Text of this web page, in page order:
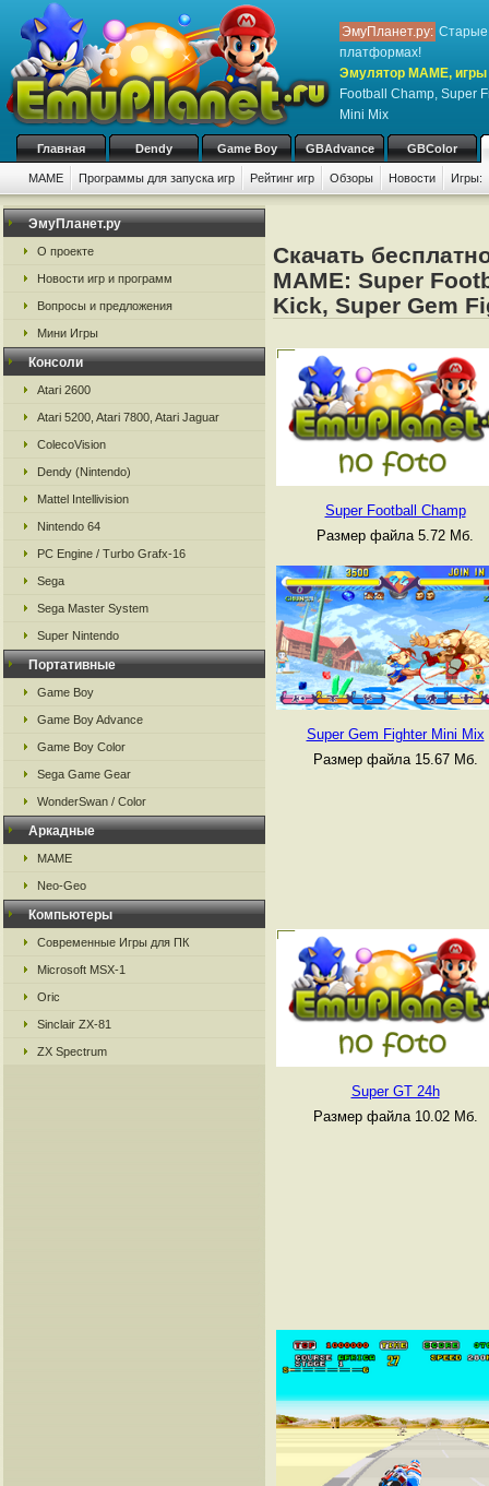
ЭмуПланет.ру: Старые
платформах!
Эмулятор MAME,
Football Champ, Super
Mini Mix
Главная Dendy Game Boy GBAdvance GBColor
MAME Программы для запуска игр Рейтинг игр Обзоры Новости Игры:
ЭмуПланет.ру
О проекте
Новости игр и программ
Вопросы и предложения
Мини Игры
Консоли
Atari 2600
Atari 5200, Atari 7800, Atari Jaguar
ColecoVision
Dendy (Nintendo)
Mattel Intellivision
Nintendo 64
PC Engine / Turbo Grafx-16
Sega
Sega Master System
Super Nintendo
Портативные
Game Boy
Game Boy Advance
Game Boy Color
Sega Game Gear
WonderSwan / Color
Аркадные
MAME
Neo-Geo
Компьютеры
Современные Игры для ПК
Microsoft MSX-1
Oric
Sinclair ZX-81
ZX Spectrum
Скачать
MAME: Super
Kick, Super Gem
Super Football Champ
Размер файла 5.72 Мб.
Super Gem Fighter Mini Mix
Размер файла 15.67 Мб.
Super GT 24h
Размер файла 10.02 Мб.